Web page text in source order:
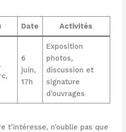
Date Activités
6
juin,
17h
Exposition
photos,
discussion et
signature
d’ouvrages
t’intéresse, n’oublie pas que